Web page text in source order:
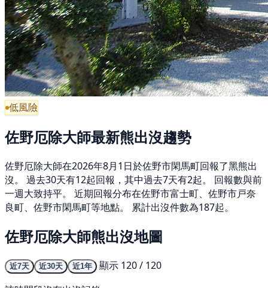
低風險
佐野厄除大師最新熊出沒趨勢
佐野厄除大師在2026年8月1日於佐野市閑馬町回報了黑熊出
沒。 過去30天有12起回報，其中過去7天有2起。 回報數與前
一週大致持平。 近期回報分布在佐野市富士町、佐野市戸奈
良町、佐野市閑馬町等地點。 累計出沒件數為187起。
佐野厄除大師熊出沒地圖
近7天 近30天 近1年
顯示 120 / 120